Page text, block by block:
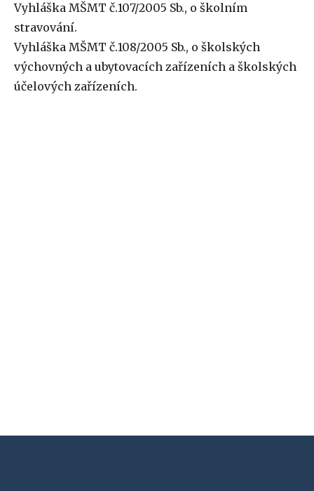
Vyhláška MŠMT č.107/2005 Sb., o školním
stravování.
Vyhláška MŠMT č.108/2005 Sb., o školských
výchovných a ubytovacích zařízeních a školských
účelových zařízeních.